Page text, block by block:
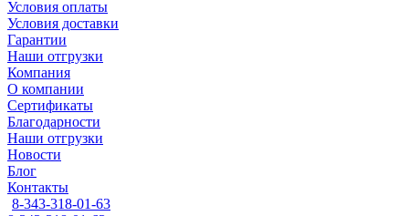
Условия оплаты
Условия доставки
Гарантии
Наши отгрузки
Компания
О компании
Сертификаты
Благодарности
Наши отгрузки
Новости
Блог
Контакты
8-343-318-01-63